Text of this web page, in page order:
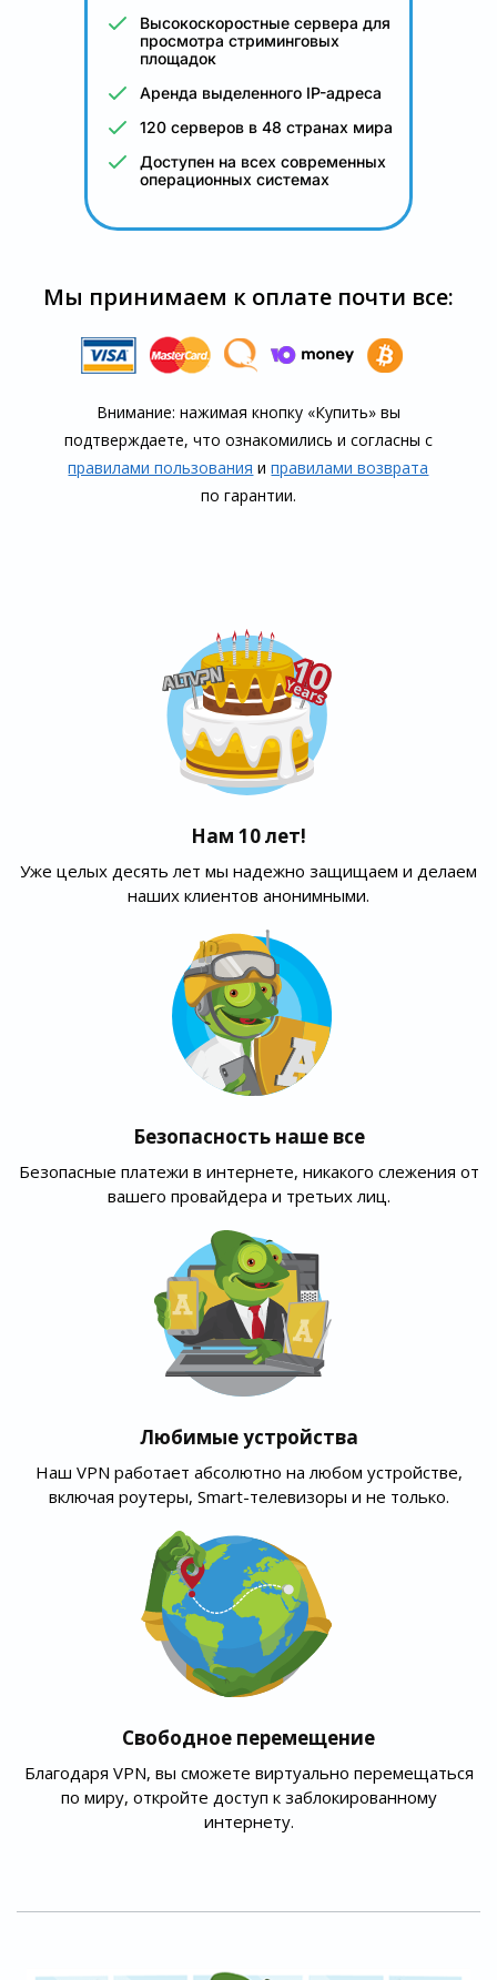
Высокоскоростные сервера для
просмотра стриминговых
площадок
Аренда выделенного IP-адреса
120 серверов в 48 странах мира
Доступен на всех современных
операционных системах
Мы принимаем к оплате почти все:
Внимание: нажимая кнопку «Купить» вы
подтверждаете, что озна­комились и согласны с
правилами пользования иправилами воз­врата
по гарантии.
Нам 10 лет!
Уже целых десять лет мы надежно защищаем и делаем
наших клиентов анонимными.
Безопасность наше все
Безопасные платежи в интернете, никакого слежения от
вашего провайдера и третьих лиц.
Любимые устройства
Наш VPN работает абсолютно на любом устройстве,
включая роутеры, Smart-телевизоры и не только.
Свободное перемещение
Благодаря VPN, вы сможете виртуально перемещаться
по миру, откройте доступ к заблокированному
интернету.